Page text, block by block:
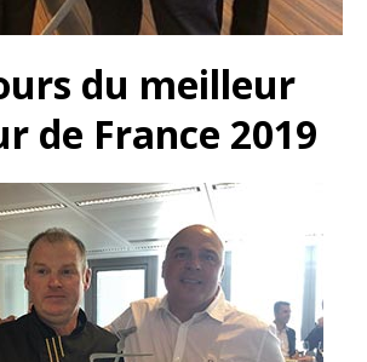
du meilleur
de France 2019